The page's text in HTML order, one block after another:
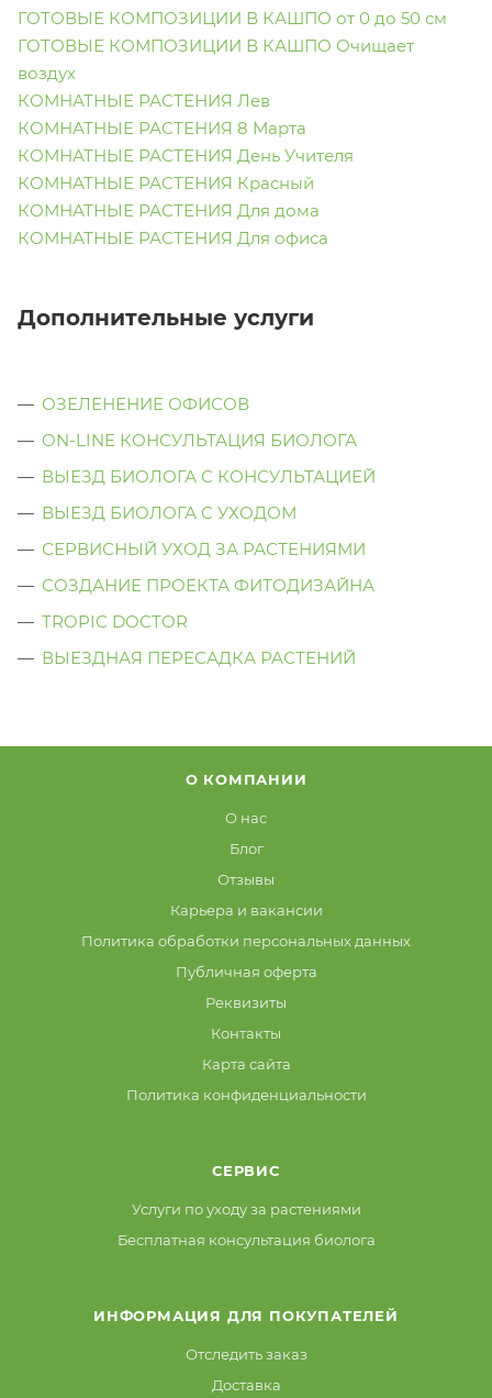
ГОТОВЫЕ КОМПОЗИЦИИ В КАШПО от 0 до 50 см
ГОТОВЫЕ КОМПОЗИЦИИ В КАШПО Очищает
воздух
КОМНАТНЫЕ РАСТЕНИЯ Лев
КОМНАТНЫЕ РАСТЕНИЯ 8 Марта
КОМНАТНЫЕ РАСТЕНИЯ День Учителя
КОМНАТНЫЕ РАСТЕНИЯ Красный
КОМНАТНЫЕ РАСТЕНИЯ Для дома
КОМНАТНЫЕ РАСТЕНИЯ Для офиса
Дополнительные услуги
ОЗЕЛЕНЕНИЕ ОФИСОВ
ON-LINE КОНСУЛЬТАЦИЯ БИОЛОГА
ВЫЕЗД БИОЛОГА С КОНСУЛЬТАЦИЕЙ
ВЫЕЗД БИОЛОГА C УХОДОМ
СЕРВИСНЫЙ УХОД ЗА РАСТЕНИЯМИ
СОЗДАНИЕ ПРОЕКТА ФИТОДИЗАЙНА
TROPIC DOCTOR
ВЫЕЗДНАЯ ПЕРЕСАДКА РАСТЕНИЙ
О КОМПАНИИ
О нас
Блог
Отзывы
Карьера и вакансии
Политика обработки персональных данных
Публичная оферта
Реквизиты
Контакты
Карта сайта
Политика конфиденциальности
СЕРВИС
Услуги по уходу за растениями
Бесплатная консультация биолога
ИНФОРМАЦИЯ ДЛЯ ПОКУПАТЕЛЕЙ
Отследить заказ
Доставка